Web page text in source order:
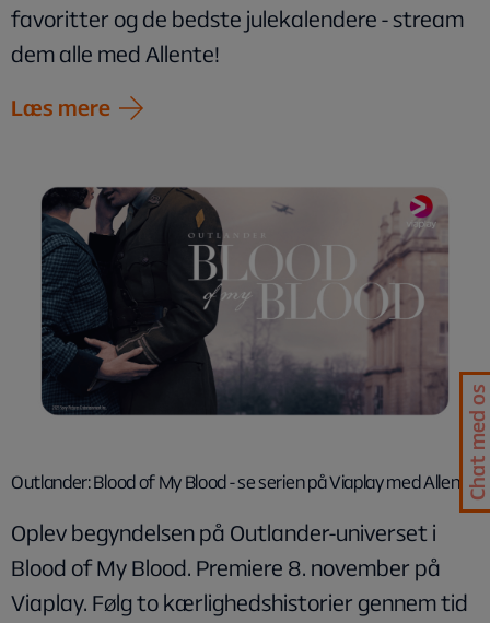
favoritter og de bedste julekalendere - stream
dem alle med Allente!
Læs mere
Outlander: Blood of My Blood - se serien på Viaplay med Allente
Oplev begyndelsen på Outlander-universet i
Blood of My Blood. Premiere 8. november på
Viaplay. Følg to kærlighedshistorier gennem tid
Chat med os